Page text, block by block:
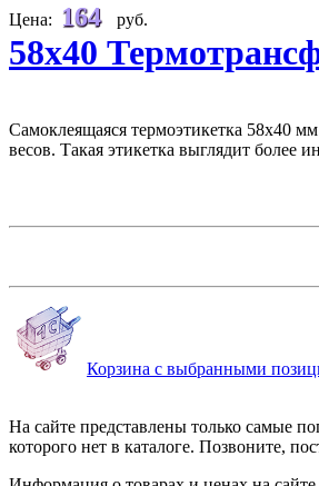
Цена: 164 руб.
58х40
Самоклеящаяся термоэтикетка 58х40
весов. Такая этикетка выглядит более
Корзина с выбранными
На сайте представлены только самые
которого нет в каталоге. Позвоните,